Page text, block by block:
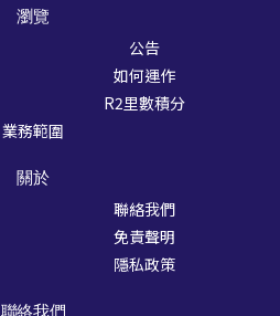
瀏覽
公告
如何運作
R2里數積分
業務範圍
關於
聯絡我們
免責聲明
隱私政策
聯絡我們